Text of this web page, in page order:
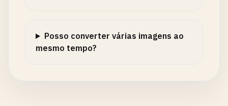
Posso converter várias imagens ao
mesmo tempo?